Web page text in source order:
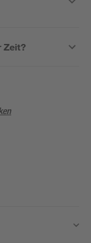
Zeit?